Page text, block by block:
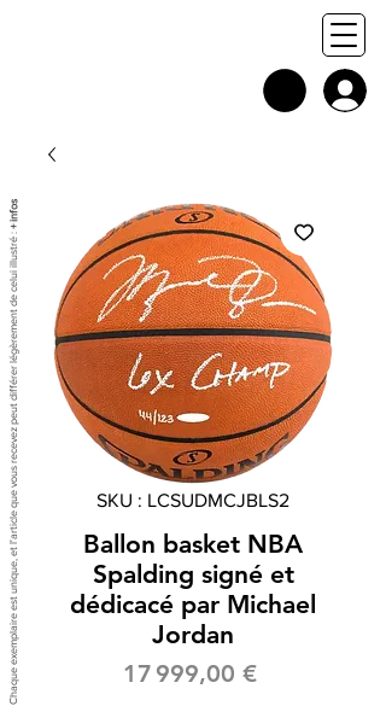
SKU : LCSUDMCJBLS2
Ballon basket NBA
Spalding signé et
dédicacé par Michael
Jordan
17 999,00 €Prix
Chaque exemplaire est unique, et l'article que vous recevez peut différer légèrement de celui illustré :
+ infos